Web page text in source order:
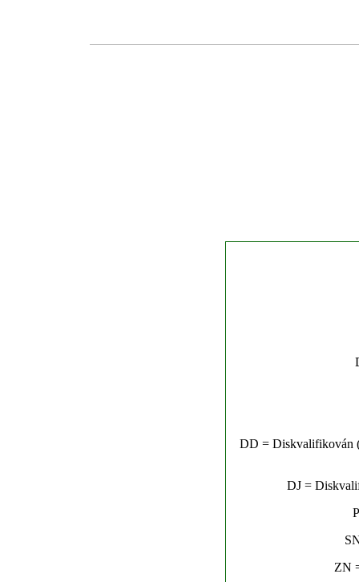
DD = Diskvalifikován
DJ =
ZN